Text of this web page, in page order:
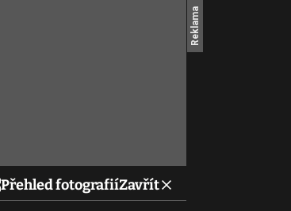
Přehled fotografiíZavřít